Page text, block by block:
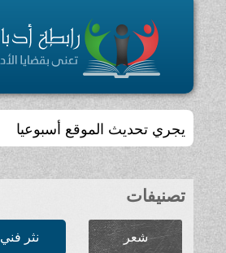
يجري تحديث الموقع أسبوعيا
تصنيفات
شعر نثر فني